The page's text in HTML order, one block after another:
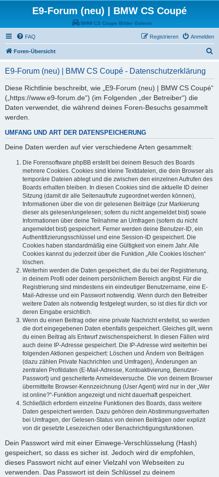
E9-Forum (neu) | BMW CS Coupé
BMW CS Coupe Bilder Galerie
FAQ Anmelden
Registrieren
Foren-Übersicht
E9-Forum (neu) | BMW CS Coupé - Datenschutzerklärung
Diese Richtlinie beschreibt, wie „E9-Forum (neu) | BMW CS Coupé“
(„https://www.e9-forum.de“) (im Folgenden „der Betreiber“) die
Daten verwendet, die während deines Foren-Besuchs gesammelt
werden.
UMFANG UND ART DER DATENSPEICHERUNG
Deine Daten werden auf vier verschiedene Arten gesammelt:
Die Forensoftware phpBB erstellt bei deinem Besuch des Boards
mehrere Cookies. Cookies sind kleine Textdateien, die dein Browser als
temporäre Dateien ablegt und die zwischen den einzelnen Aufrufen des
Boards erhalten bleiben. In diesen Cookies sind die aktuelle ID deiner
Sitzung (damit dir alle Seitenaufrufe zugeordnet werden können),
Informationen über die von dir gelesenen Beiträge (zur Markierung
dieser als gelesen/ungelesen; sofern du nicht angemeldet bist) sowie
Informationen über deine Teilnahme an Umfragen (sofern du nicht
angemeldet bist) gespeichert. Ferner werden deine Benutzer-ID, ein
Authentifizierungsschlüssel und eine Session-ID gespeichert. Die
Cookies haben standardmäßig eine Gültigkeit von einem Jahr. Alle
Cookies kannst du jederzeit über die Funktion „Alle Cookies löschen“
löschen.
Weiterhin werden die Daten gespeichert, die du bei der Registrierung,
in deinem Profil oder deinem persönlichem Bereich angibst. Für die
Registrierung sind mindestens ein eindeutiger Benutzername, eine E-
Mail-Adresse und ein Passwort notwendig. Wenn durch den Betreiber
weitere Daten als notwendig festgelegt wurden, so ist dies für dich vor
deren Eingabe ersichtlich.
Wenn du einen Beitrag oder eine private Nachricht erstellst, so werden
die dort eingegebenen Daten ebenfalls gespeichert. Gleiches gilt, wenn
du einen Beitrag als Entwurf zwischenspeicherst. In diesen Fällen wird
auch deine IP-Adresse gespeichert. Die IP-Adresse wird weiterhin bei
folgenden Aktionen gespeichert: Löschen und Ändern von Beiträgen
(dazu zählen Private Nachrichten und Umfragen), Änderungen an
zentralen Profildaten (E-Mail-Adresse, Kontoaktivierung, Benutzer-
Passwort) und gescheiterte Anmeldeversuche. Die von deinem Browser
übermittelte Browser-Kennzeichnung (User Agent) wird nur in der „Wer
ist online?“-Funktion angezeigt und nicht dauerhaft gespeichert.
Schließlich erfordern einzelne Funktionen des Boards, dass weitere
Daten gespeichert werden. Dazu gehören dein Abstimmungsverhalten
bei Umfragen, der Gelesen-Status von deinen Beiträgen oder explizit
von dir gesetzte Lesezeichen oder Benachrichtigungsfunktionen.
Dein Passwort wird mit einer Einwege-Verschlüsselung (Hash)
gespeichert, so dass es sicher ist. Jedoch wird dir empfohlen,
dieses Passwort nicht auf einer Vielzahl von Webseiten zu
verwenden. Das Passwort ist dein Schlüssel zu deinem